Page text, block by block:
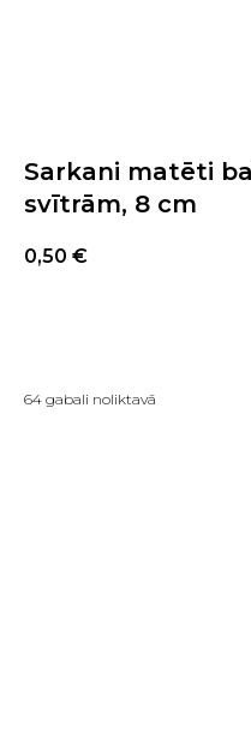
Sarkani matēti
svītrām, 8 cm
0,50 €
64 gabali noliktavā